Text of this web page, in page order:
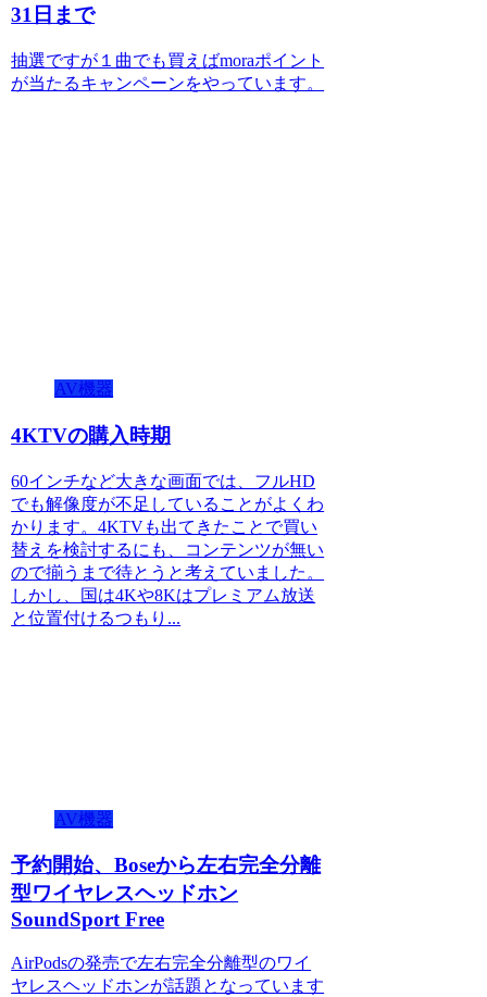
31日まで
抽選ですが１曲でも買えばmoraポイント
が当たるキャンペーンをやっています。
AV機器
4KTVの購入時期
60インチなど大きな画面では、フルHD
でも解像度が不足していることがよくわ
かります。4KTVも出てきたことで買い
替えを検討するにも、コンテンツが無い
ので揃うまで待とうと考えていました。
しかし、国は4Kや8Kはプレミアム放送
と位置付けるつもり...
AV機器
予約開始、Boseから左右完全分離
型ワイヤレスヘッドホン
SoundSport Free
AirPodsの発売で左右完全分離型のワイ
ヤレスヘッドホンが話題となっています